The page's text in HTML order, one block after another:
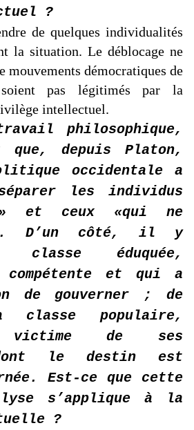
?
de quelques individualités
la situation. Le déblocage ne
mouvements démocratiques de
pas légitimés par la
intellectuel.
philosophique,
que, depuis Platon,
occidentale a
les individus
et ceux «qui ne
D’un côté, il y
éduquée,
compétente et qui a
de gouverner ; de
classe populaire,
victime de ses
le destin est
Est-ce que cette
s’applique à la
?